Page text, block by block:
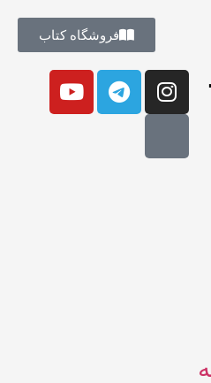
فروشگاه کتاب